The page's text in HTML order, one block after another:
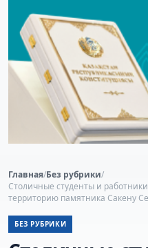
Главная/Без рубрики/
Столичные студенты и
территорию памятника Сакену
БЕЗ РУБРИКИ